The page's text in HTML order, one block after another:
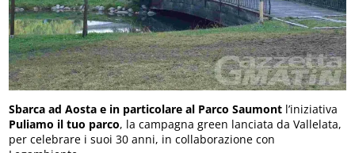
Sbarca ad Aosta e in particolare al Parco Saumont l’iniziativa
Puliamo il tuo parco, la campagna green lanciata da Vallelata,
per celebrare i suoi 30 anni, in collaborazione con